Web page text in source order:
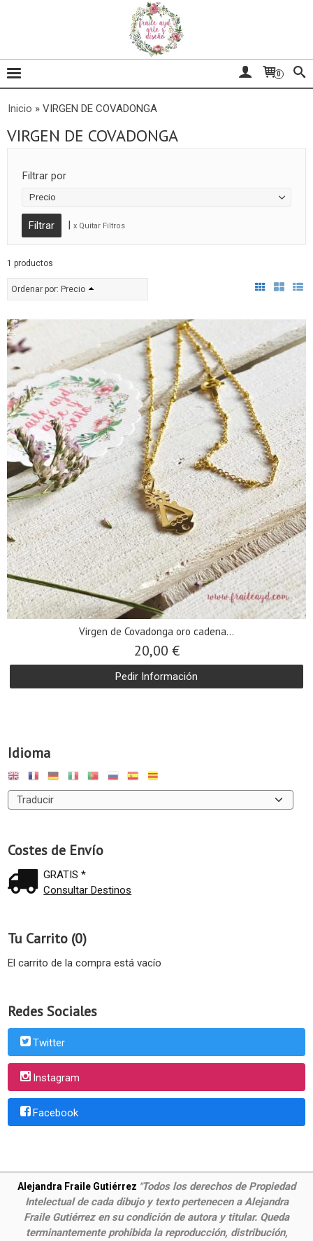
0
Idioma
Costes de Envío
GRATIS *
Consultar Destinos
Tu Carrito (0)
El carrito de la compra está vacío
Redes Sociales
Twitter
Instagram
Facebook
Inicio » VIRGEN DE COVADONGA
VIRGEN DE COVADONGA
Filtrar por
Precio
| x Quitar Filtros
1 productos
Ordenar por: Precio
Virgen de Covadonga oro cadena...
20,00 €
Pedir Información
Alejandra Fraile Gutiérrez "Todos los derechos de Propiedad
Intelectual de cada dibujo y texto pertenecen a Alejandra
Fraile Gutiérrez en su condición de autora y titular. Queda
terminantemente prohibida la reproducción, distribución,